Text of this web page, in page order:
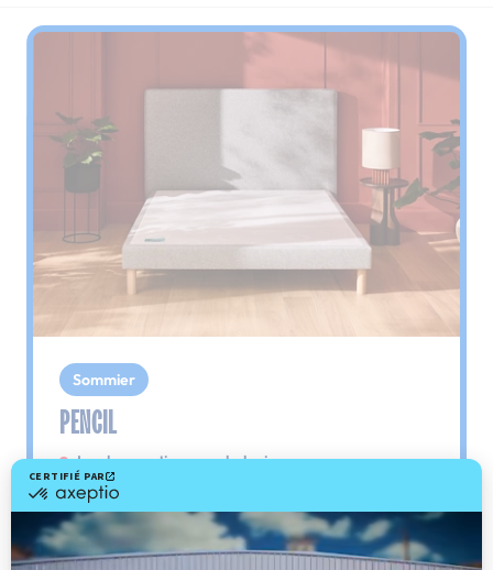
Sommier
PENCIL
Le plus : soutien morphologique
Grâce à ses 3 zones de confort, le sommier
Pencil vous assure tout son soutien. Avec les
épaules, le dos et le bassin qui reposent sur ses
lattes, vous évitez les douleurs au petit matin.